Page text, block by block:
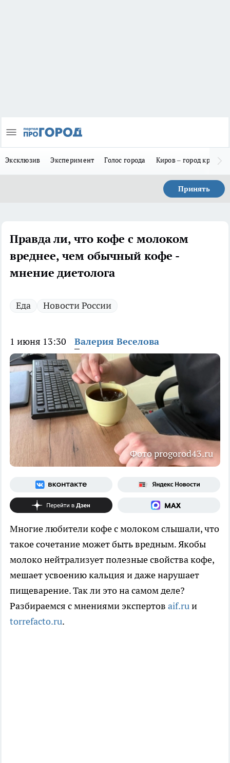
Эксклюзив Эксперимент Голос города Киров – город
Принять
Правда ли, что кофе с молоком
вреднее, чем обычный кофе -
мнение диетолога
Еда Новости России
1 июня 13:30 Валерия Веселова
Фото progorod43.ru
Многие любители кофе с молоком слышали, что
такое сочетание может быть вредным. Якобы
молоко нейтрализует полезные свойства кофе,
мешает усвоению кальция и даже нарушает
пищеварение. Так ли это на самом деле?
Разбираемся с мнениями экспертов aif.ruи
torrefacto.ru.